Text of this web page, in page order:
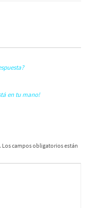
en tu mano!
Los campos obligatorios están